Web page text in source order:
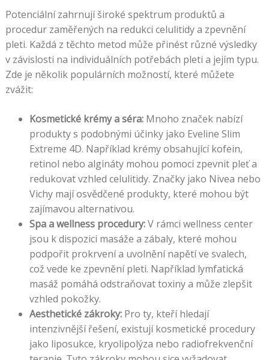
Potenciální zahrnují široké spektrum produktů a
procedur zaměřených na redukci celulitidy a zpevnění
pleti. Každá z těchto metod může přinést různé výsledky
v závislosti na individuálních potřebách pleti a jejím typu.
Zde je několik populárních možností, které můžete
zvážit:
Kosmetické krémy a séra:Mnoho značek nabízí
produkty s podobnými účinky jako Eveline Slim
Extreme 4D. Například krémy obsahující kofein,
retinol nebo algináty mohou pomoci zpevnit pleť a
redukovat vzhled celulitidy. Značky jako Nivea nebo
Vichy mají osvědčené produkty, které mohou být
zajímavou alternativou.
Spa a wellness procedury:V rámci wellness center
jsou k dispozici masáže a zábaly, které mohou
podpořit prokrvení a uvolnění napětí ve svalech,
což vede ke zpevnění pleti. Například lymfatická
masáž pomáhá odstraňovat toxiny a může zlepšit
vzhled pokožky.
Aesthetické zákroky:Pro ty, kteří hledají
intenzivnější řešení, existují kosmetické procedury
jako liposukce, kryolipolýza nebo radiofrekvenční